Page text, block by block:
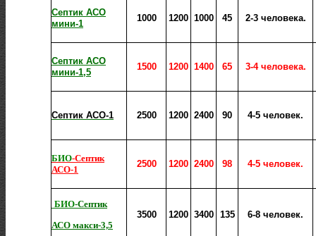
Септик АСО
мини-1
1000 1200 1000 45 2-3 человека.
Септик АСО
мини-1,5
1500 1200 1400 65 3-4 человека.
Септик АСО-1 2500 1200 2400 90 4-5 человек.
БИО-Септик
АСО-1
2500 1200 2400 98 4-5 человек.
БИО-Септик
АСО макси-3,5
3500 1200 3400 135 6-8 человек.